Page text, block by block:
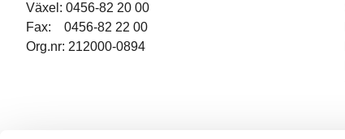
Växel: 0456-82 20 00
Fax: 0456-82 22 00
Org.nr: 212000-0894